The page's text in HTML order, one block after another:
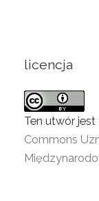
licencja
Ten utwór
Commons